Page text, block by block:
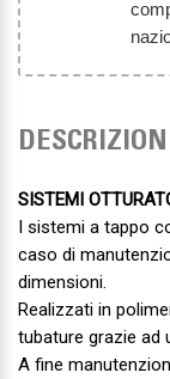
SISTEMI
I sistemi a tappo
caso di
dimensioni.
Realizzati in
tubature grazie ad
A fine